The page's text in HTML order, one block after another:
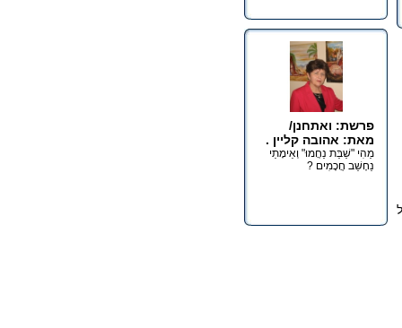
פרשת: ואתחנן/
מאת: אהובה קליין .
מַהִי "שַׁבַּת נַחֲמוּ" וְאֵימָתַי
נֵחָשֵׁב חֲכָמִים ?